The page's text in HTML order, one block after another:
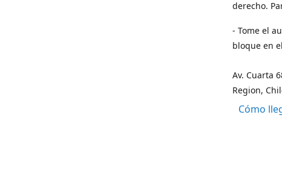
derecho.
- Tome el
bloque en
Av. Cuarta
Region,
Cómo